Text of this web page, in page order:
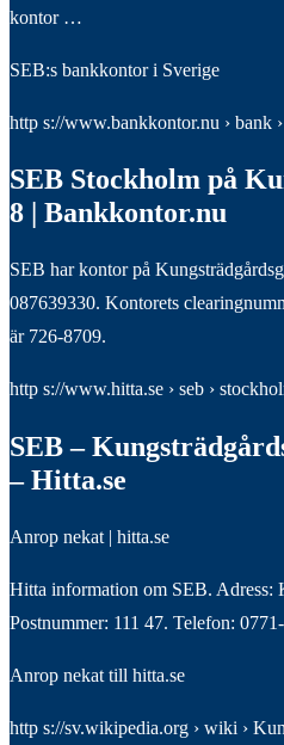
kontor …
SEB:s bankkontor i Sverige
http s://www.bankkontor.nu ›
SEB Stockholm på
8 | Bankkontor.nu
SEB har kontor på
087639330. Kontorets
är 726-8709.
http s://www.hitta.se › seb ›
SEB –
– Hitta.se
Anrop nekat | hitta.se
Hitta information om SEB. Adress:
Postnummer: 111 47. Telefon:
Anrop nekat till hitta.se
http s://sv.wikipedia.org › wiki ›